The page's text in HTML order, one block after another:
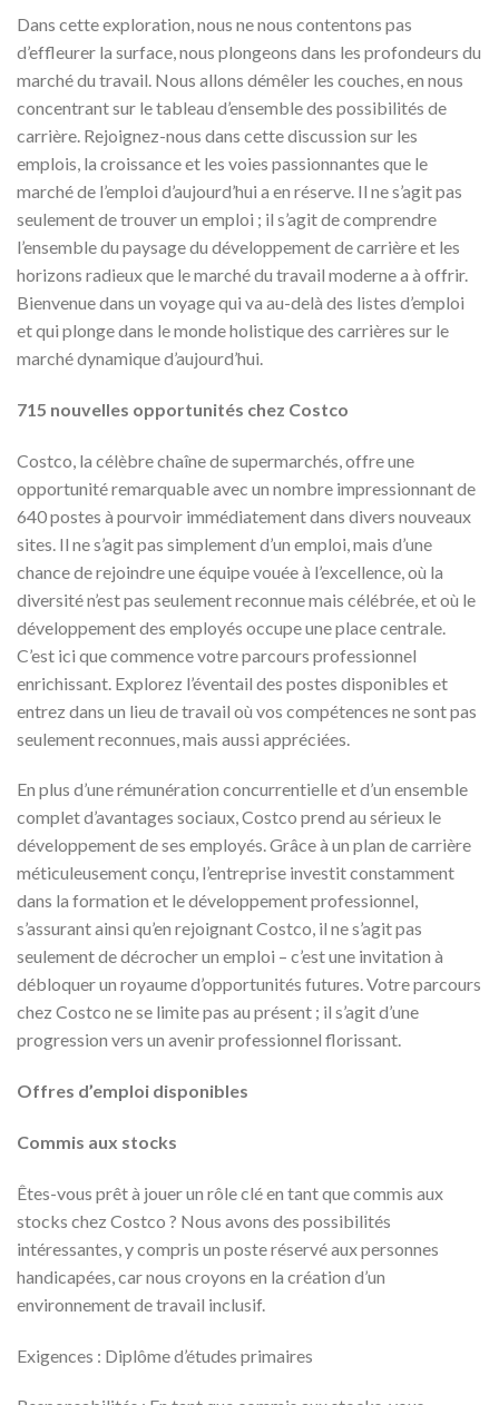
Dans cette exploration, nous ne nous contentons pas
d’effleurer la surface, nous plongeons dans les profondeurs du
marché du travail. Nous allons démêler les couches, en nous
concentrant sur le tableau d’ensemble des possibilités de
carrière. Rejoignez-nous dans cette discussion sur les
emplois, la croissance et les voies passionnantes que le
marché de l’emploi d’aujourd’hui a en réserve. Il ne s’agit pas
seulement de trouver un emploi ; il s’agit de comprendre
l’ensemble du paysage du développement de carrière et les
horizons radieux que le marché du travail moderne a à offrir.
Bienvenue dans un voyage qui va au-delà des listes d’emploi
et qui plonge dans le monde holistique des carrières sur le
marché dynamique d’aujourd’hui.
715 nouvelles opportunités chez Costco
Costco, la célèbre chaîne de supermarchés, offre une
opportunité remarquable avec un nombre impressionnant de
640 postes à pourvoir immédiatement dans divers nouveaux
sites. Il ne s’agit pas simplement d’un emploi, mais d’une
chance de rejoindre une équipe vouée à l’excellence, où la
diversité n’est pas seulement reconnue mais célébrée, et où le
développement des employés occupe une place centrale.
C’est ici que commence votre parcours professionnel
enrichissant. Explorez l’éventail des postes disponibles et
entrez dans un lieu de travail où vos compétences ne sont pas
seulement reconnues, mais aussi appréciées.
En plus d’une rémunération concurrentielle et d’un ensemble
complet d’avantages sociaux, Costco prend au sérieux le
développement de ses employés. Grâce à un plan de carrière
méticuleusement conçu, l’entreprise investit constamment
dans la formation et le développement professionnel,
s’assurant ainsi qu’en rejoignant Costco, il ne s’agit pas
seulement de décrocher un emploi – c’est une invitation à
débloquer un royaume d’opportunités futures. Votre parcours
chez Costco ne se limite pas au présent ; il s’agit d’une
progression vers un avenir professionnel florissant.
Offres d’emploi disponibles
Commis aux stocks
Êtes-vous prêt à jouer un rôle clé en tant que commis aux
stocks chez Costco ? Nous avons des possibilités
intéressantes, y compris un poste réservé aux personnes
handicapées, car nous croyons en la création d’un
environnement de travail inclusif.
Exigences : Diplôme d’études primaires